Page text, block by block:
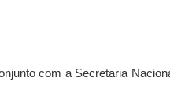
com a Secretaria